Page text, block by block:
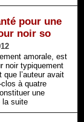
pour une
noir so
amorale, est
noir typiquement
que l’auteur avait
à quatre
une
la suite